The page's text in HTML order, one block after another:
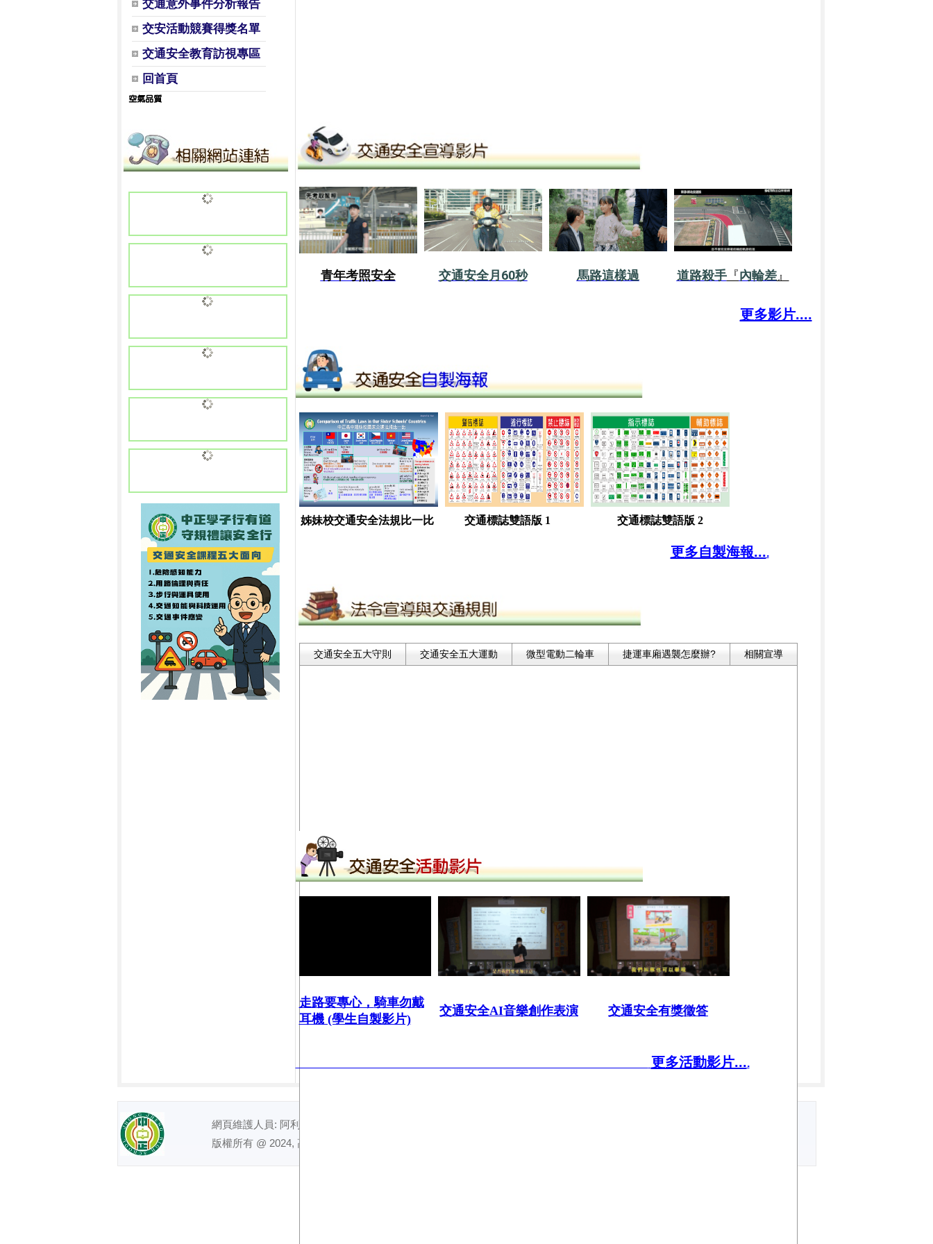
交通意外事件分析報告
交安活動競賽得獎名單
交通安全教育訪視專區
回首頁
青年考照安全 交通安全月60秒 馬路這樣過 道路殺手『內輪差』
更多影片....
姊妹校交通安全法規比一比 交通標誌雙語版 1 交通標誌雙語版 2
更多自製海報....
交通安全五大守則 交通安全五大運動 微型電動二輪車 捷運車廂遇襲怎麼辦? 相關宣導
走路要專心，騎車勿戴
耳機 (學生自製影片)
交通安全AI音樂創作表演 交通安全有獎徵答
更多活動影片....
網頁維護人員: 阿利｜ 電話 : (07)7491992
版權所有 @ 2024, 高雄市立中正高級中學. All right reserved.